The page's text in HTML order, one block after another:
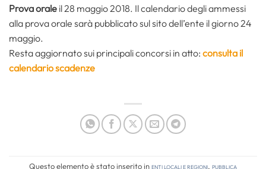
Prova orale il 28 maggio 2018. Il calendario degli ammessi
alla prova orale sarà pubblicato sul sito dell’ente il giorno 24
maggio.
Resta aggiornato sui principali concorsi in atto: consulta il
calendario scadenze
Questo elemento è stato inserito inEnti locali e regioni, Pubblica